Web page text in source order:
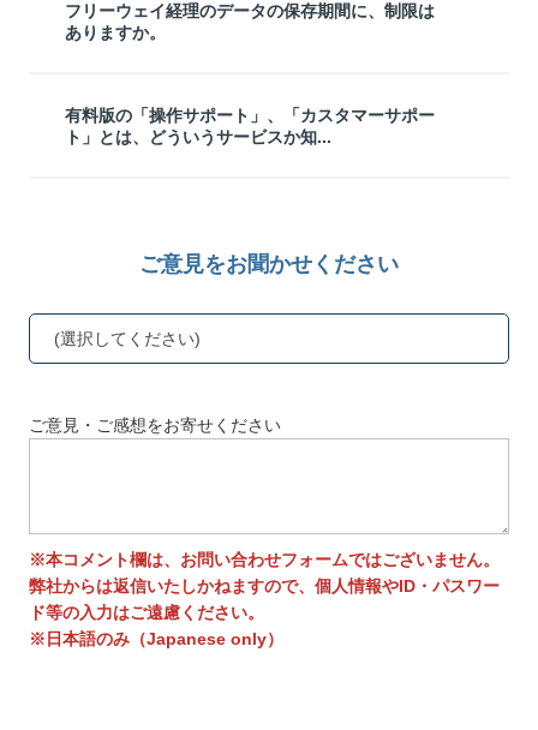
フリーウェイ経理のデータの保存期間に、制限は
ありますか。
有料版の「操作サポート」、「カスタマーサポー
ト」とは、どういうサービスか知...
ご意見をお聞かせください
(選択してください)
ご意見・ご感想をお寄せください
※本コメント欄は、お問い合わせフォームではございません。
弊社からは返信いたしかねますので、個人情報やID・パスワー
ド等の入力はご遠慮ください。
※日本語のみ（Japanese only）